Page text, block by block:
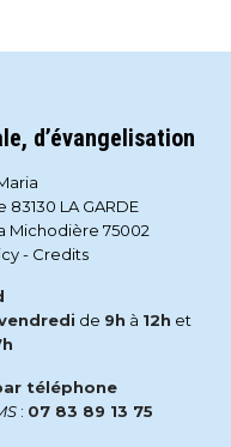
d’évangelisation
83130 LA GARDE
Michodière 75002
- Credits
de 9h à 12h et
téléphone
: 07 83 89 13 75